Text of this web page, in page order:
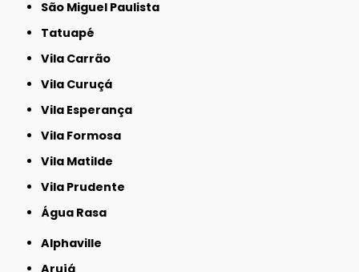
São Miguel Paulista
Tatuapé
Vila Carrão
Vila Curuçá
Vila Esperança
Vila Formosa
Vila Matilde
Vila Prudente
Água Rasa
Alphaville
Arujá